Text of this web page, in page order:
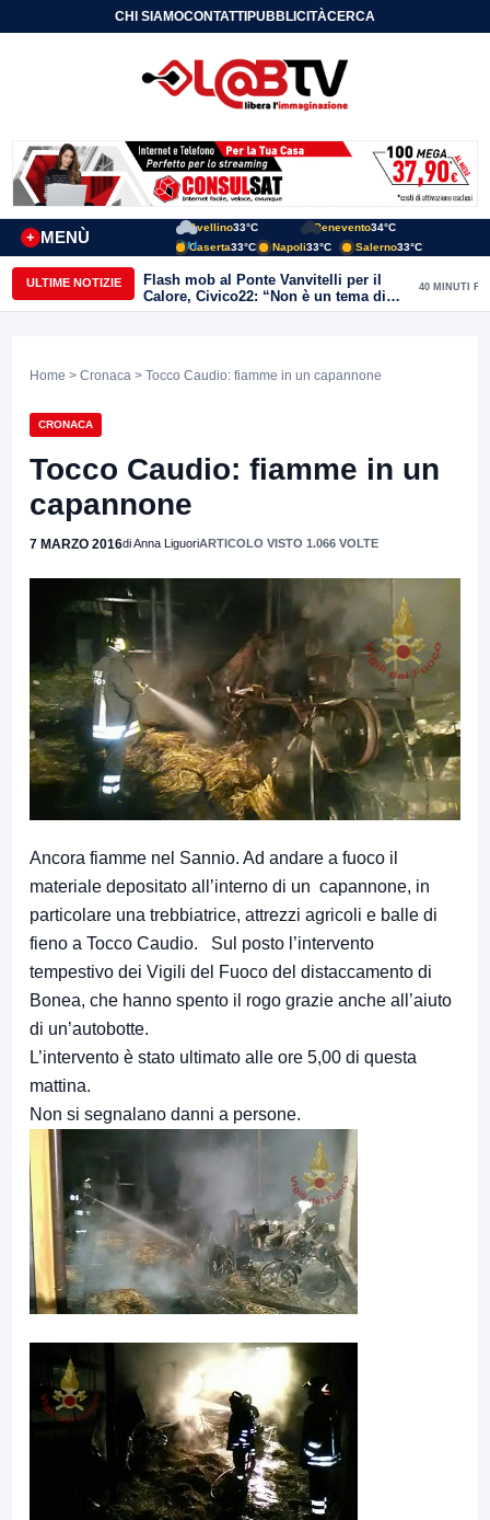
CHI SIAMOCONTATTIPUBBLICITÀCERCA
MENÙ
+
Avellino33°C Benevento34°C
Caserta33°C Napoli33°C Salerno33°C
ULTIME NOTIZIE
Flash mob al Ponte Vanvitelli per il
Calore, Civico22: “Non è un tema di
quartiere, riguarda tutta Benevento”
40 MINUTI FA
Home > Cronaca > Tocco Caudio: fiamme in un capannone
CRONACA
Tocco Caudio: fiamme in un
capannone
7 MARZO 2016di Anna LiguoriARTICOLO VISTO 1.066 VOLTE
Ancora fiamme nel Sannio. Ad andare a fuoco il
materiale depositato all’interno di un capannone, in
particolare una trebbiatrice, attrezzi agricoli e balle di
fieno a Tocco Caudio. Sul posto l’intervento
tempestivo dei Vigili del Fuoco del distaccamento di
Bonea, che hanno spento il rogo grazie anche all’aiuto
di un’autobotte.
L’intervento è stato ultimato alle ore 5,00 di questa
mattina.
Non si segnalano danni a persone.